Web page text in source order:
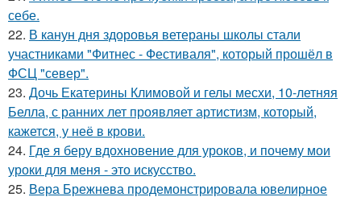
себе.
22. В канун дня здоровья ветераны школы стали
участниками "Фитнес - Фестиваля", который прошёл в
ФСЦ "север".
23. Дочь Екатерины Климовой и гелы месхи, 10-летняя
Белла, с ранних лет проявляет артистизм, который,
кажется, у неё в крови.
24. Где я беру вдохновение для уроков, и почему мои
уроки для меня - это искусство.
25. Вера Брежнева продемонстрировала ювелирное